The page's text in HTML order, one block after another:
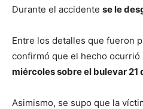
Durante el accidente se le
Entre los detalles que fueron
confirmó que el hecho ocurrió
miércoles sobre el bulevar 21
Asimismo, se supo que la